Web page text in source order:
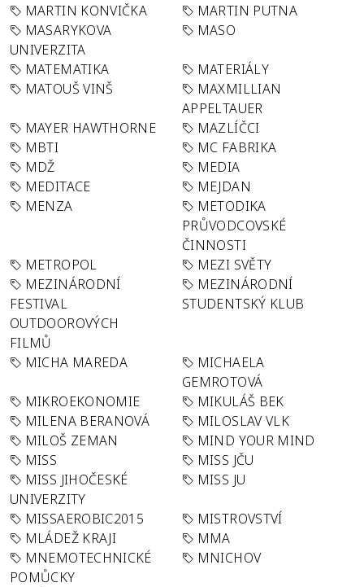
MARTIN KONVIČKA
MARTIN PUTNA
MASARYKOVA
UNIVERZITA
MASO
MATEMATIKA
MATERIÁLY
MATOUŠ VINŠ
MAXMILLIAN
APPELTAUER
MAYER HAWTHORNE
MAZLÍČCI
MBTI
MC FABRIKA
MDŽ
MEDIA
MEDITACE
MEJDAN
MENZA
METODIKA
PRŮVODCOVSKÉ
ČINNOSTI
METROPOL
MEZI SVĚTY
MEZINÁRODNÍ
FESTIVAL
OUTDOOROVÝCH
FILMŮ
MEZINÁRODNÍ
STUDENTSKÝ KLUB
MICHA MAREDA
MICHAELA
GEMROTOVÁ
MIKROEKONOMIE
MIKULÁŠ BEK
MILENA BERANOVÁ
MILOSLAV VLK
MILOŠ ZEMAN
MIND YOUR MIND
MISS
MISS JČU
MISS JIHOČESKÉ
UNIVERZITY
MISS JU
MISSAEROBIC2015
MISTROVSTVÍ
MLÁDEŽ KRAJI
MMA
MNEMOTECHNICKÉ
POMŮCKY
MNICHOV